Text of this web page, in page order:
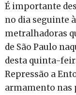
É importante
no dia seguinte
metralhadoras
de São Paulo
desta quinta-
Repressão a
armamento nas